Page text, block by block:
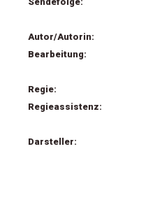
Autor/Autorin:
Bearbeitung:
Regie:
Regieassistenz:
Darsteller: